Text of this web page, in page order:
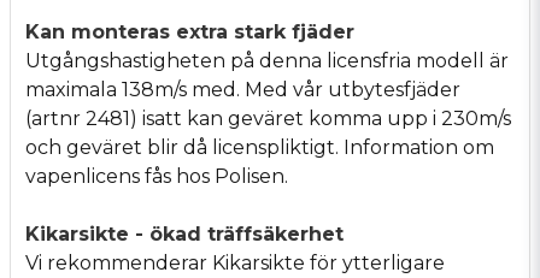
Kan monteras extra stark fjäder
Utgångshastigheten på denna licensfria modell är
maximala 138m/s med. Med vår utbytesfjäder
(artnr 2481) isatt kan geväret komma upp i 230m/s
och geväret blir då licenspliktigt. Information om
vapenlicens fås hos Polisen.
Kikarsikte - ökad träffsäkerhet
Vi rekommenderar Kikarsikte för ytterligare